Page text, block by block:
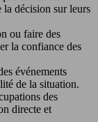
la décision sur leurs
ou faire des
la confiance des
événements
de la situation.
des
directe et